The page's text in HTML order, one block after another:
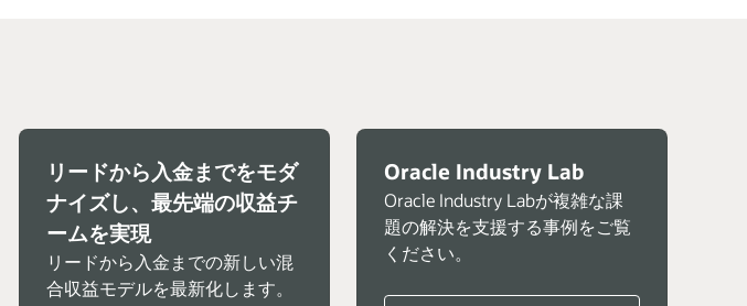
リードから入金までをモダ
ナイズし、最先端の収益チ
ームを実現
リードから入金までの新しい混
合収益モデルを最新化します。
Oracle Industry Lab
Oracle Industry Labが複雑な課
題の解決を支援する事例をご覧
ください。